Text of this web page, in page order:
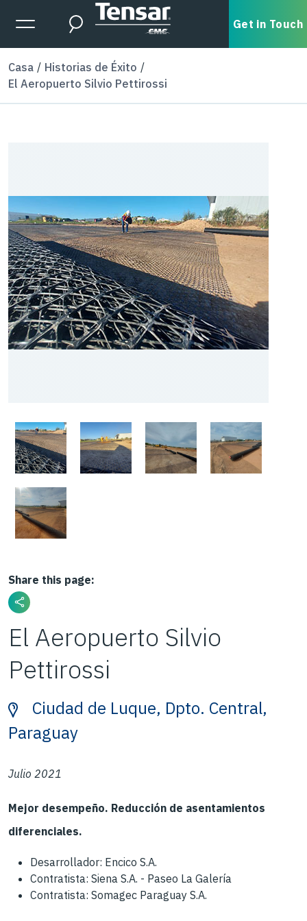
Skip to main content
Expanded Menu Toggle
Search Get in Touch
Casa
Historias de Éxito
El Aeropuerto Silvio Pettirossi
Share this page:
El Aeropuerto Silvio
Pettirossi
Ciudad de Luque, Dpto. Central,
Paraguay
Julio 2021
Mejor desempeño. Reducción de asentamientos
diferenciales.
Desarrollador: Encico S.A.
Contratista: Siena S.A. - Paseo La Galería
Contratista: Somagec Paraguay S.A.